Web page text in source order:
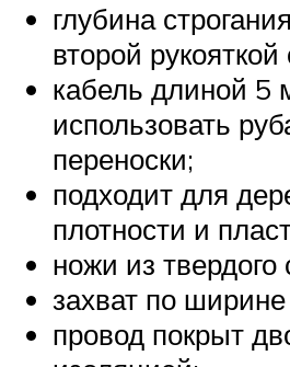
глубина
второй
кабель длиной 5
использовать
переноски;
подходит для
плотности и
ножи из твердого
захват по
провод покрыт